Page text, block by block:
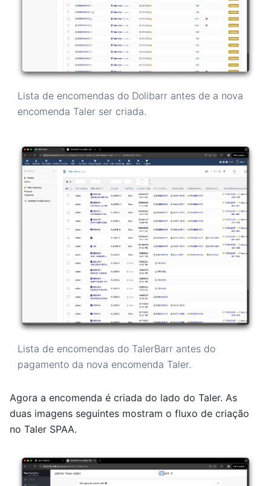
Lista de encomendas do Dolibarr antes de a nova
encomenda Taler ser criada.
Lista de encomendas do TalerBarr antes do
pagamento da nova encomenda Taler.
Agora a encomenda é criada do lado do Taler. As
duas imagens seguintes mostram o fluxo de criação
no Taler SPAA.